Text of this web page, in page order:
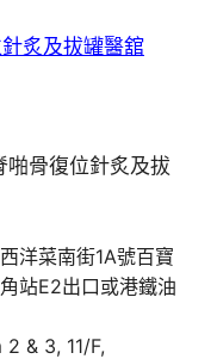
炙及拔罐醫舘
洋菜南街1A號百寶
站E2出口或港鐵油
& 3, 11/F,